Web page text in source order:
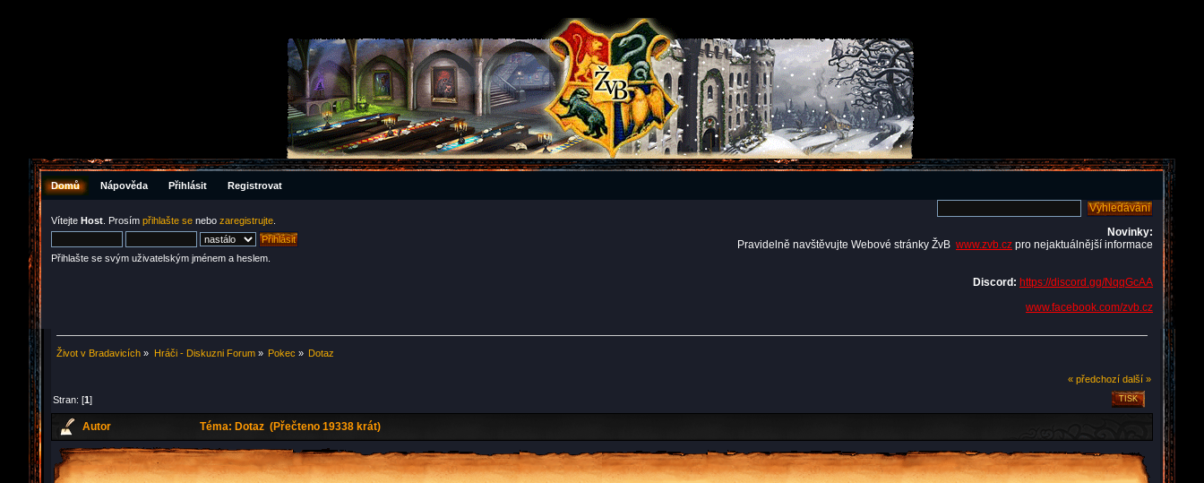
Domů Nápověda Přihlásit Registrovat
Vítejte Host . Prosím přihlašte se nebo zaregistrujte
Přihlašte se svým uživatelským jménem a heslem.
Novinky:
Pravidelně navštěvujte Webové stránky ŽvB www.zvb.cz pro nejaktuálnější informace
Discord: https://discord.gg/NqqGcAA
www.facebook.com/zvb.cz
Život v Bradavicích » Hráči - Diskuzni Forum» Pokec » Dotaz
« předchozí další »
TISK
Stran: [1]
Autor Téma: Dotaz (Přečteno 19338 krát)